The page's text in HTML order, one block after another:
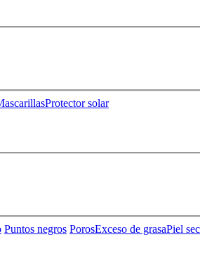
Protector solar
Puntos negros PorosExceso de grasaPiel